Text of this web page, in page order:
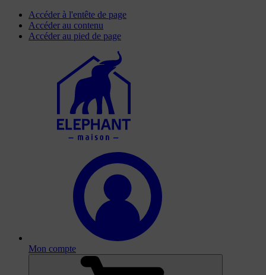
Accéder à l'entête de page
Accéder au contenu
Accéder au pied de page
Mon compte